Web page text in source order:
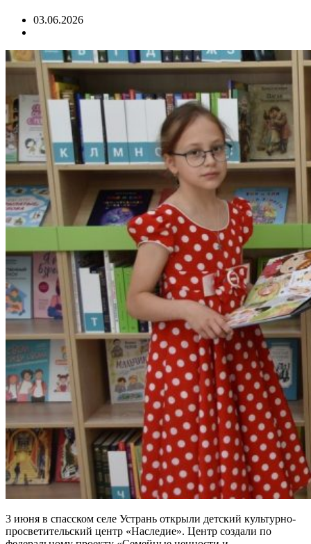
03.06.2026
3 июня в спасском селе Устрань открыли детский культурно-
просветительский центр «Наследие». Центр создали по